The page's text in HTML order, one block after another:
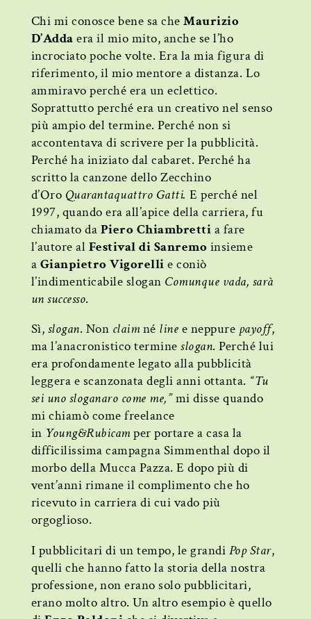
Chi mi conosce bene sa cheMaurizio
D’Adda era il mio mito, anche se l’ho
incrociato poche volte. Era la mia figura di
riferimento, il mio mentore a distanza. Lo
ammiravo perché era un eclettico.
Soprattutto perché era un creativo nel senso
più ampio del termine. Perché non si
accontentava di scrivere per la pubblicità.
Perché ha iniziato dal cabaret. Perché ha
scritto la canzone dello Zecchino
d’Oro Quarantaquattro Gatti. E perché nel
1997, quando era all’apice della carriera, fu
chiamato da Piero Chiambretti a fare
l’autore al Festival di Sanremo insieme
a Gianpietro Vigorelli e coniò
l’indimenticabile slogan Comunque vada, sarà
un successo.
Sì, slogan. Non claimné line e neppure payoff,
ma l’anacronistico termineslogan. Perché lui
era profondamente legato alla pubblicità
leggera e scanzonata degli anni ottanta. “Tu
sei uno sloganaro come me,”mi disse quando
mi chiamò come freelance
in Young&Rubicamper portare a casa la
difficilissima campagna Simmenthal dopo il
morbo della Mucca Pazza. E dopo più di
vent’anni rimane il complimento che ho
ricevuto in carriera di cui vado più
orgoglioso.
I pubblicitari di un tempo, le grandi Pop Star,
quelli che hanno fatto la storia della nostra
professione, non erano solo pubblicitari,
erano molto altro. Un altro esempio è quello